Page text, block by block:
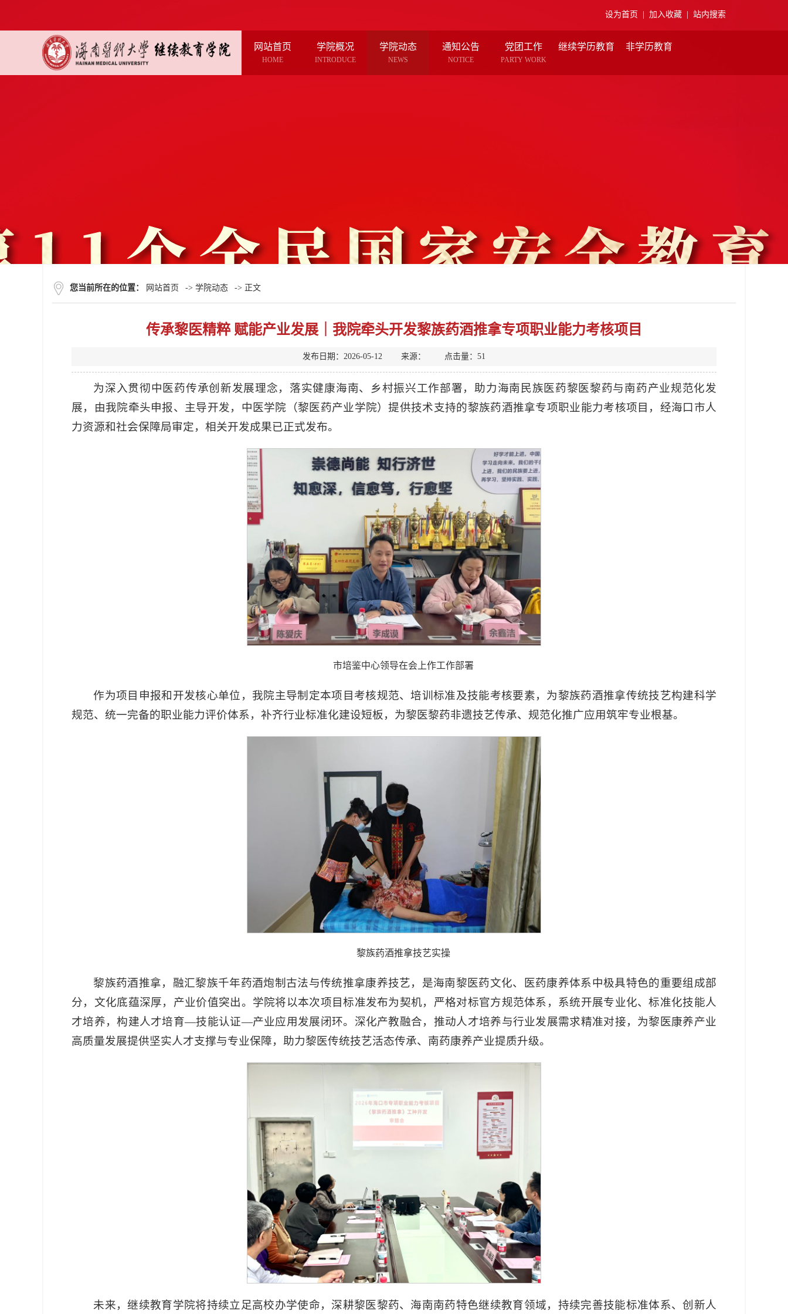
设为首页 加入收藏 站内搜索
网站首页
HOME
学院概况
INTRODUCE
学院动态
NEWS
通知公告
NOTICE
党团工作
PARTY WORK
继续学历教育 非学历教育
您当前所在的位置： 网站首页 -> 学院动态 -> 正文
传承黎医精粹 赋能产业发展｜我院牵头开发黎族药酒推拿专项职业能力考核项目
发布日期：2026-05-12 来源： 点击量： 51
为深入贯彻中医药传承创新发展理念，落实健康海南、乡村振兴工作部署，助力海南民族医药黎医黎药与南药产业规范化发
展，由我院牵头申报、主导开发，中医学院（黎医药产业学院）提供技术支持的黎族药酒推拿专项职业能力考核项目，经海口市人
力资源和社会保障局审定，相关开发成果已正式发布。
市培鉴中心领导在会上作工作部署
作为项目申报和开发核心单位，我院主导制定本项目考核规范、培训标准及技能考核要素，为黎族药酒推拿传统技艺构建科学
规范、统一完备的职业能力评价体系，补齐行业标准化建设短板，为黎医黎药非遗技艺传承、规范化推广应用筑牢专业根基。
黎族药酒推拿技艺实操
黎族药酒推拿，融汇黎族千年药酒炮制古法与传统推拿康养技艺，是海南黎医药文化、医药康养体系中极具特色的重要组成部
分，文化底蕴深厚，产业价值突出。学院将以本次项目标准发布为契机，严格对标官方规范体系，系统开展专业化、标准化技能人
才培养，构建人才培育—技能认证—产业应用发展闭环。深化产教融合，推动人才培养与行业发展需求精准对接，为黎医康养产业
高质量发展提供坚实人才支撑与专业保障，助力黎医传统技艺活态传承、南药康养产业提质升级。
未来，继续教育学院将持续立足高校办学使命，深耕黎医黎药、海南南药特色继续教育领域，持续完善技能标准体系、创新人